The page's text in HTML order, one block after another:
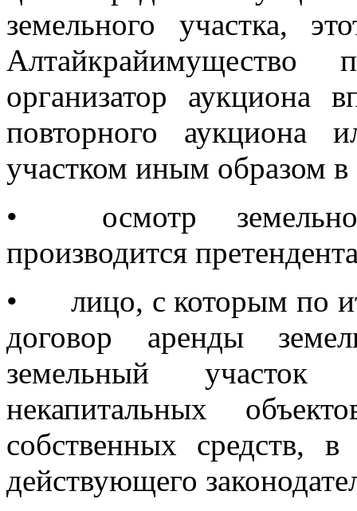
земельного участка,
организатор аукциона
повторного аукциона
участком иным образом
•
осмотр
производится
•
лицо, с которым по
договор аренды
земельный
некапитальных
собственных средств, в
действующего